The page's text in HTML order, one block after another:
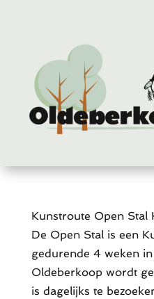
Kunstroute Open Stal
De Open Stal is een
gedurende 4 weken
Oldeberkoop wordt
is dagelijks te